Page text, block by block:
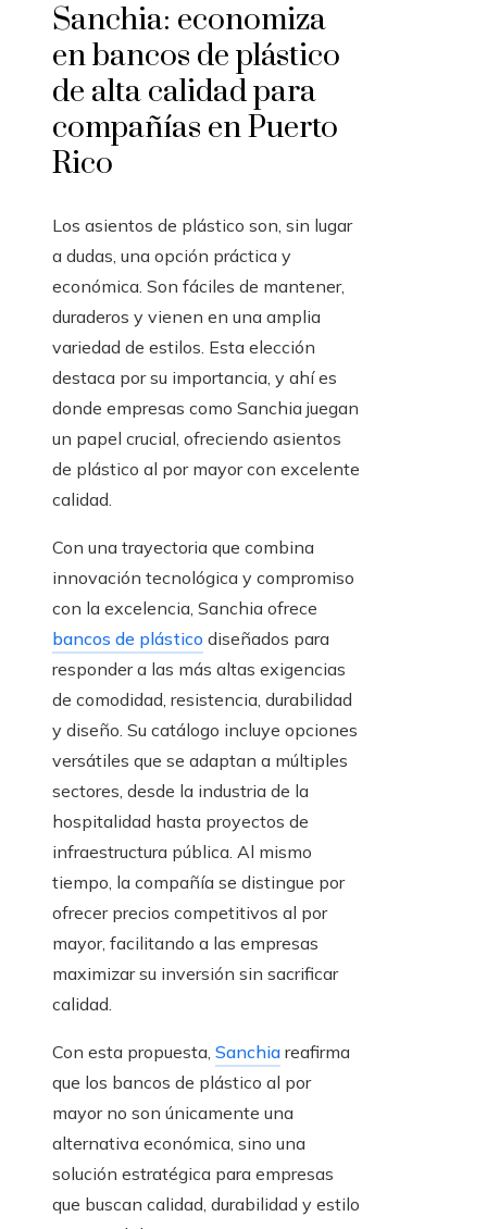
Sanchia: economiza
en bancos de plástico
de alta calidad para
compañías en Puerto
Rico
Los asientos de plástico son, sin lugar
a dudas, una opción práctica y
económica. Son fáciles de mantener,
duraderos y vienen en una amplia
variedad de estilos. Esta elección
destaca por su importancia, y ahí es
donde empresas como Sanchia juegan
un papel crucial, ofreciendo asientos
de plástico al por mayor con excelente
calidad.
Con una trayectoria que combina
innovación tecnológica y compromiso
con la excelencia, Sanchia ofrece
bancos de plástico diseñados para
responder a las más altas exigencias
de comodidad, resistencia, durabilidad
y diseño. Su catálogo incluye opciones
versátiles que se adaptan a múltiples
sectores, desde la industria de la
hospitalidad hasta proyectos de
infraestructura pública. Al mismo
tiempo, la compañía se distingue por
ofrecer precios competitivos al por
mayor, facilitando a las empresas
maximizar su inversión sin sacrificar
calidad.
Con esta propuesta, Sanchia reafirma
que los bancos de plástico al por
mayor no son únicamente una
alternativa económica, sino una
solución estratégica para empresas
que buscan calidad, durabilidad y estilo